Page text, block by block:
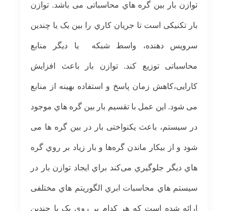
ﺗﻮازن ﺑﺎر ﺑﯿﻦ ﮔﺮه ﻫﺎي ﻣﺤﺎﺳﺒﺎﺗﯽ ﻣﯽ ﺑﺎﺷﺪ. ﺗﻮازن
ﺑﺎر ﺗﮑﻨﯿﮑﯽ اﺳﺖ ﺗﺎ ﺟﺮﯾﺎن ﮐﺎري را ﺑﯿﻦ ﯾﮏ ﯾﺎ ﭼﻨﺪﯾﻦ
ﺳﺮوﯾﺲ دﻫﻨﺪه، واﺳﻂ ﺷﺒﮑﻪ ﯾﺎ دﯾﮕﺮ مناﺑﻊ
ﻣﺤﺎﺳﺒﺎﺗﯽ ﺗﻮزﯾﻊ ﮐﻨﺪ. ﺗﻮازن ﺑﺎر ﺑﺎﻋﺚ اﻓﺰاﯾﺶ
ﮐﺎراﯾﯽ،ﮐﺎﻫﺶ زﻣﺎن ﭘﺎﺳﺦ و اﺳﺘﻔﺎده ﺑﻬﯿﻨﻪ از ﻣﻨﺎﺑﻊ
ﻣﯽ ﺷﻮد. اﯾﻦ ﻋﻤﻞ ﺑﺎ ﺗﻘﺴﯿﻢ ﺑﺎر ﺑﯿﻦ ﮔﺮه ﻫﺎي ﻣﻮﺟﻮد
در ﺳﯿﺴﺘﻢ، ﺑﺎﻋﺚ یکنواﺧﺘﯽ ﺑﺎر در ﺑﯿﻦ ﮔﺮه ﻫﺎ ﻣﯽ
ﺷﻮد و از ﺑﯿﮑﺎر ﻣﺎﻧﺪن ﮔﺮه­ﻫﺎ و ﺑﺎر زﯾﺎد ﺑﺮ روي ﮔﺮه
ﻫﺎي دﯾﮕﺮ ﺟﻠﻮﮔﯿﺮي ﻣﯽ­ﮐﻨﺪ ﺑﺮاي اﯾﺠﺎد ﺗﻮازن ﺑﺎر در
ﺳﯿﺴﺘﻢ ﻫﺎي ﻣﺤﺎﺳﺒﺎت اﺑﺮي اﻟﮕﻮرﯾﺘﻢ ﻫﺎي ﻣﺨﺘﻠﻔﯽ
اراﺋﻪ ﺷﺪه اﺳﺖ ﮐﻪ ﻫﺮ ﮐﺪام ﺑﺮ روي ﯾﮏ ﯾﺎ ﭼﻨﺪﯾﻦ